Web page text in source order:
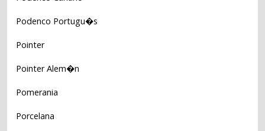
Podenco Portugu�s
Pointer
Pointer Alem�n
Pomerania
Porcelana